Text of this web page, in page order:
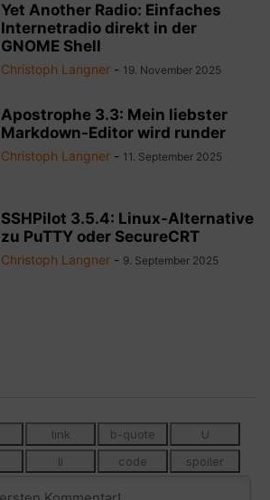
Yet Another Radio: Einfaches
Internetradio direkt in der
GNOME Shell
Christoph Langner - 19. November 2025
Apostrophe 3.3: Mein liebster
Markdown-Editor wird runder
Christoph Langner - 11. September 2025
SSHPilot 3.5.4: Linux-Alternative
zu PuTTY oder SecureCRT
Christoph Langner - 9. September 2025